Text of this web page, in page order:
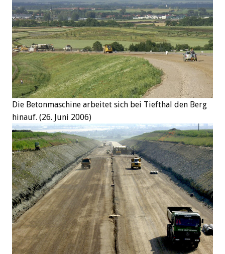
Die Betonmaschine arbeitet sich bei Tiefthal den Berg
hinauf. (26. Juni 2006)